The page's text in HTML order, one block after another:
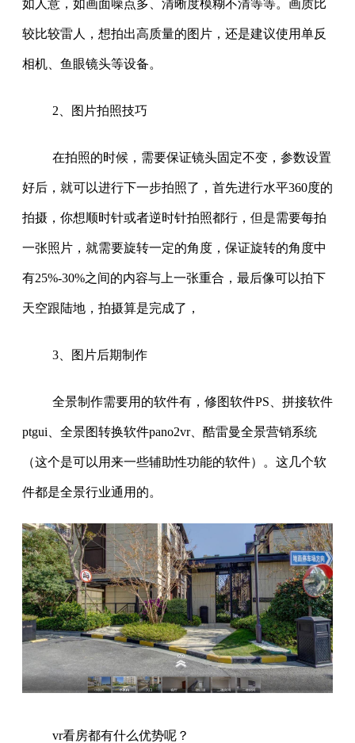
如人意，如画面噪点多、清晰度模糊不清等等。画质比
较比较雷人，想拍出高质量的图片，还是建议使用单反
相机、鱼眼镜头等设备。
2、图片拍照技巧
在拍照的时候，需要保证镜头固定不变，参数设置
好后，就可以进行下一步拍照了，首先进行水平360度的
拍摄，你想顺时针或者逆时针拍照都行，但是需要每拍
一张照片，就需要旋转一定的角度，保证旋转的角度中
有25%-30%之间的内容与上一张重合，最后像可以拍下
天空跟陆地，拍摄算是完成了，
3、图片后期制作
全景制作需要用的软件有，修图软件PS、拼接软件
ptgui、全景图转换软件pano2vr、酷雷曼全景营销系统
（这个是可以用来一些辅助性功能的软件）。这几个软
件都是全景行业通用的。
vr看房都有什么优势呢？